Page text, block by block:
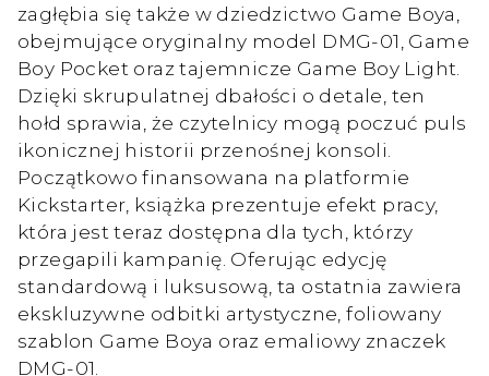
zagłębia się także w dziedzictwo Game Boya,
obejmujące oryginalny model DMG-01, Game
Boy Pocket oraz tajemnicze Game Boy Light.
Dzięki skrupulatnej dbałości o detale, ten
hołd sprawia, że czytelnicy mogą poczuć puls
ikonicznej historii przenośnej konsoli.
Początkowo finansowana na platformie
Kickstarter, książka prezentuje efekt pracy,
która jest teraz dostępna dla tych, którzy
przegapili kampanię. Oferując edycję
standardową i luksusową, ta ostatnia zawiera
ekskluzywne odbitki artystyczne, foliowany
szablon Game Boya oraz emaliowy znaczek
DMG-01.